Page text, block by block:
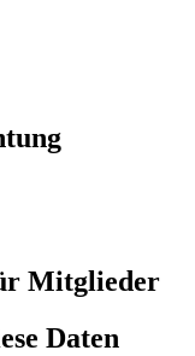
Mitglieder
Daten